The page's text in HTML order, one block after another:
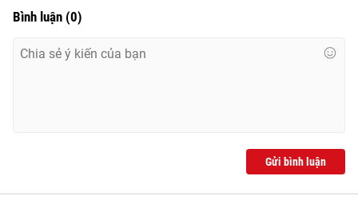
Bình luận (0)
Gửi bình luận